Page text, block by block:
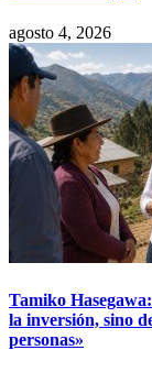
agosto 4, 2026
Tamiko
la inversión, sino
personas»